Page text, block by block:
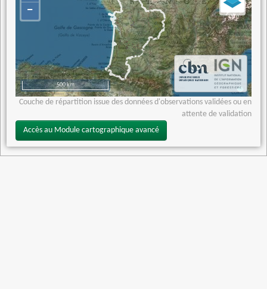
−
500 km
Couche de répartition issue des données d'observations validées ou en
attente de validation
Accès au Module cartographique avancé